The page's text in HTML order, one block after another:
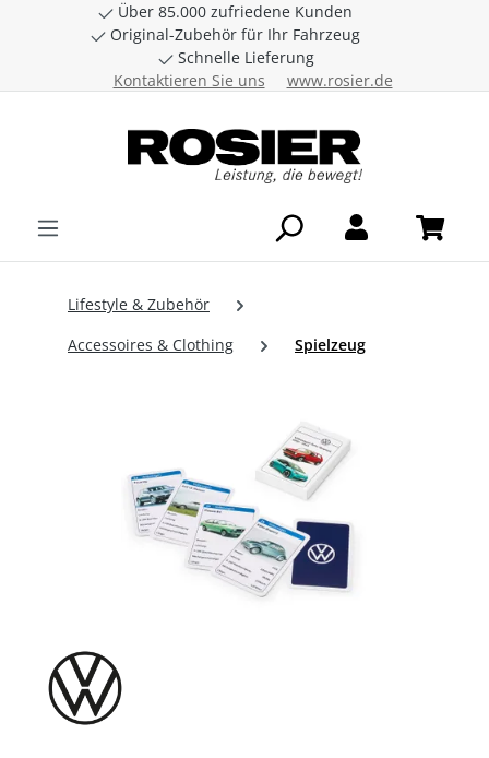
Zum Hauptinhalt springen
Über 85.000 zufriedene Kunden
Original-Zubehör für Ihr Fahrzeug
Schnelle Lieferung
Kontaktieren Sie uns
www.rosier.de
Lifestyle & Zubehör
Accessoires & Clothing
Spielzeug